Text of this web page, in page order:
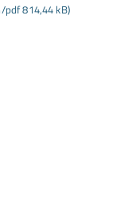
814,44 kB)